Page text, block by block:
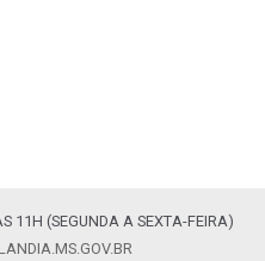
11H (SEGUNDA A SEXTA-FEIRA)